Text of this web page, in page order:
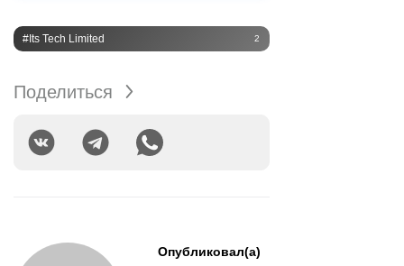
#Its Tech Limited 2
Поделиться
Опубликовал(а)